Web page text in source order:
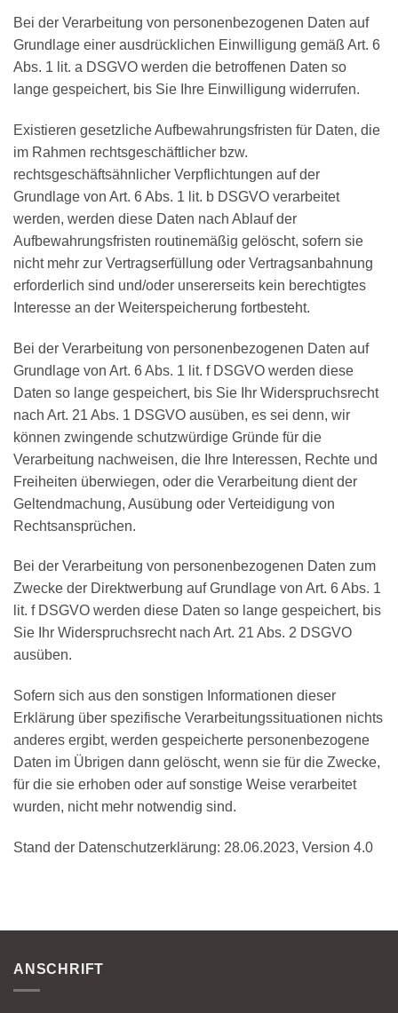
Bei der Verarbeitung von personenbezogenen Daten auf
Grundlage einer ausdrücklichen Einwilligung gemäß Art. 6
Abs. 1 lit. a DSGVO werden die betroffenen Daten so
lange gespeichert, bis Sie Ihre Einwilligung widerrufen.
Existieren gesetzliche Aufbewahrungsfristen für Daten, die
im Rahmen rechtsgeschäftlicher bzw.
rechtsgeschäftsähnlicher Verpflichtungen auf der
Grundlage von Art. 6 Abs. 1 lit. b DSGVO verarbeitet
werden, werden diese Daten nach Ablauf der
Aufbewahrungsfristen routinemäßig gelöscht, sofern sie
nicht mehr zur Vertragserfüllung oder Vertragsanbahnung
erforderlich sind und/oder unsererseits kein berechtigtes
Interesse an der Weiterspeicherung fortbesteht.
Bei der Verarbeitung von personenbezogenen Daten auf
Grundlage von Art. 6 Abs. 1 lit. f DSGVO werden diese
Daten so lange gespeichert, bis Sie Ihr Widerspruchsrecht
nach Art. 21 Abs. 1 DSGVO ausüben, es sei denn, wir
können zwingende schutzwürdige Gründe für die
Verarbeitung nachweisen, die Ihre Interessen, Rechte und
Freiheiten überwiegen, oder die Verarbeitung dient der
Geltendmachung, Ausübung oder Verteidigung von
Rechtsansprüchen.
Bei der Verarbeitung von personenbezogenen Daten zum
Zwecke der Direktwerbung auf Grundlage von Art. 6 Abs. 1
lit. f DSGVO werden diese Daten so lange gespeichert, bis
Sie Ihr Widerspruchsrecht nach Art. 21 Abs. 2 DSGVO
ausüben.
Sofern sich aus den sonstigen Informationen dieser
Erklärung über spezifische Verarbeitungssituationen nichts
anderes ergibt, werden gespeicherte personenbezogene
Daten im Übrigen dann gelöscht, wenn sie für die Zwecke,
für die sie erhoben oder auf sonstige Weise verarbeitet
wurden, nicht mehr notwendig sind.
Stand der Datenschutzerklärung: 28.06.2023, Version 4.0
ANSCHRIFT